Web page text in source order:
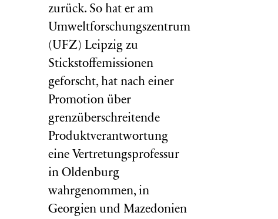
zurück. So hat er am
Umweltforschungszentrum
(UFZ) Leipzig zu
Stickstoffemissionen
geforscht, hat nach einer
Promotion über
grenzüberschreitende
Produktverantwortung
eine Vertretungsprofessur
in Oldenburg
wahrgenommen, in
Georgien und Mazedonien